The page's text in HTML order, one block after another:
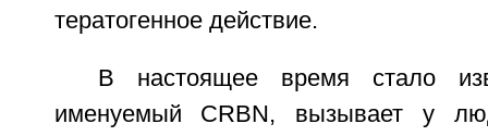
тератогенное действие.
В настоящее время стало
именуемый CRBN, вызывает у